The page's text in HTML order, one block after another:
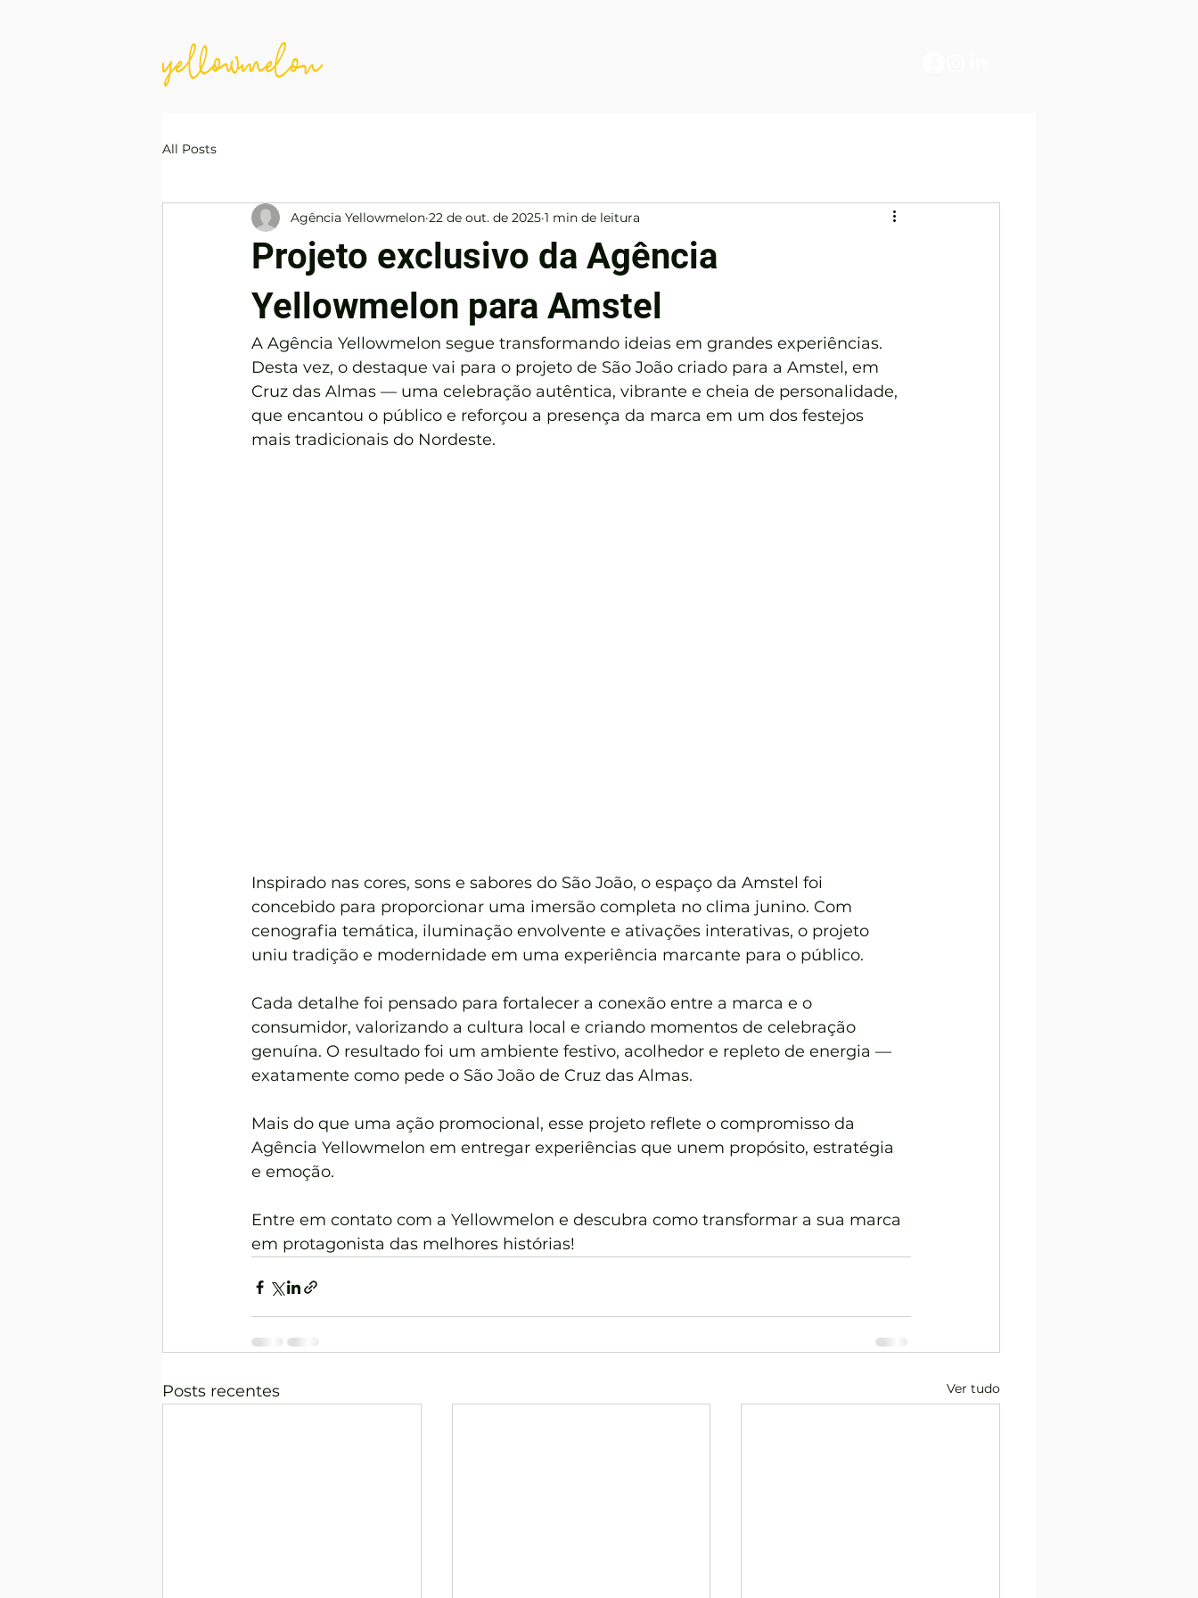
All Posts
Projeto exclusivo da Agência
Yellowmelon para Amstel
Agência Yellowmelon 22 de out. de 2025 1 min de leitura
A Agência Yellowmelon segue transformando ideias em grandes experiências.
Desta vez, o destaque vai para o projeto de São João criado para a Amstel, em
Cruz das Almas — uma celebração autêntica, vibrante e cheia de personalidade,
que encantou o público e reforçou a presença da marca em um dos festejos
mais tradicionais do Nordeste.
Inspirado nas cores, sons e sabores do São João, o espaço da Amstel foi
concebido para proporcionar uma imersão completa no clima junino. Com
cenografia temática, iluminação envolvente e ativações interativas, o projeto
uniu tradição e modernidade em uma experiência marcante para o público.
Cada detalhe foi pensado para fortalecer a conexão entre a marca e o
consumidor, valorizando a cultura local e criando momentos de celebração
genuína. O resultado foi um ambiente festivo, acolhedor e repleto de energia —
exatamente como pede o São João de Cruz das Almas.
Mais do que uma ação promocional, esse projeto reflete o compromisso da
Agência Yellowmelon em entregar experiências que unem propósito, estratégia
e emoção.
Entre em contato com a Yellowmelon e descubra como transformar a sua marca
em protagonista das melhores histórias!
Posts recentes Ver tudo